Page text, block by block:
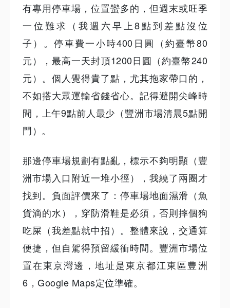
有專用停車場，位置蠻多的，但週末或旺季
一位難求（我週六早上8點到差點沒位
子）。停車費一小時400日圓（約臺幣80
元），最高一天封頂1200日圓（約臺幣240
元）。個人覺得貴了點，尤其拖家帶口的，
不如搭大眾運輸省錢省心。記得避開尖峰時
間，上午9點前人最少（豐洲市場清晨5點開
門）。
那邊停車場規劃有點亂，標示不夠明顯（豐
洲市場入口附近一堆小徑），我繞了兩圈才
找到。負面評價來了：停車場地面濕滑（魚
貨滴的水），穿防滑鞋是必須，否則摔個狗
吃屎（我差點就中招）。整體來說，交通算
便捷，但自駕得預留緩衝時間。豐洲市場位
置在東京灣邊，地址是東京都江東區豊洲
6，Google Maps定位準確。